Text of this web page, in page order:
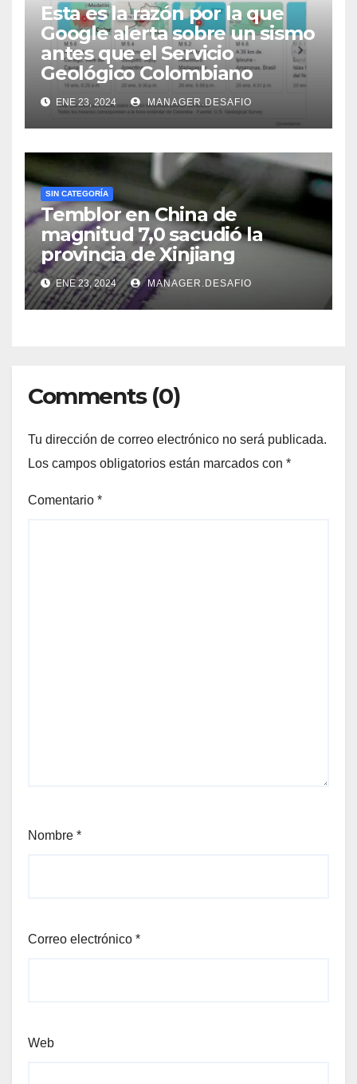
Esta es la razón por la que
Google alerta sobre un sismo
antes que el Servicio
Geológico Colombiano
ENE 23, 2024 MANAGER.DESAFIO
SIN CATEGORÍA
Temblor en China de
magnitud 7,0 sacudió la
provincia de Xinjiang
ENE 23, 2024 MANAGER.DESAFIO
Comments (0)
Tu dirección de correo electrónico no será publicada.
Los campos obligatorios están marcados con *
Comentario *
Nombre *
Correo electrónico *
Web